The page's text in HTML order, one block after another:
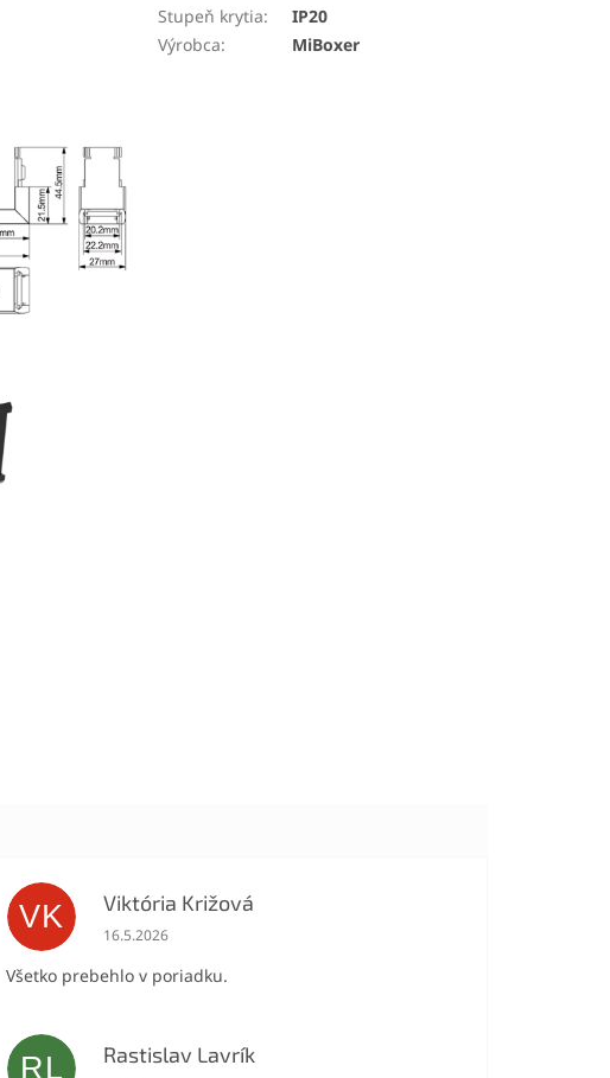
Stupeň krytia:
IP20
Výrobca: MiBoxer
VK Viktória Križová
Hodnotenie obchodu je 5 z 5 hviezdičiek.
16.5.2026
Všetko prebehlo v poriadku.
RL Rastislav Lavrík